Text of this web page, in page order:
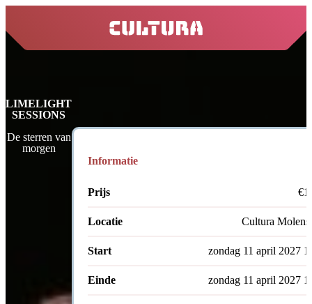
home
LIMELIGHT
SESSIONS
De sterren van
morgen
Informatie
Prijs
Locatie Cultura
Start zondag 11 april 2027
Einde zondag 11 april 2027